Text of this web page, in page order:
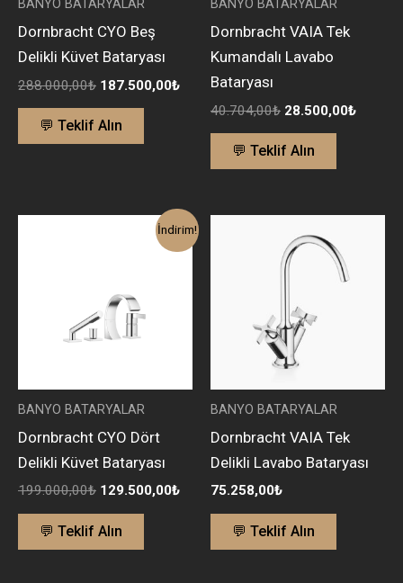
BANYO BATARYALAR
Dornbracht CYO Beş
Delikli Küvet Bataryası
288.000,00₺ 187.500,00₺
💬 Teklif Alın
BANYO BATARYALAR
Dornbracht VAIA Tek
Kumandalı Lavabo
Bataryası
40.704,00₺ 28.500,00₺
💬 Teklif Alın
İndirim!
BANYO BATARYALAR
Dornbracht CYO Dört
Delikli Küvet Bataryası
199.000,00₺
199.000,00₺.
129.500,00₺
Şu
andaki
fiyat:
💬 Teklif Alın
BANYO BATARYALAR
Dornbracht VAIA Tek
Delikli Lavabo Bataryası
75.258,00₺
💬 Teklif Alın